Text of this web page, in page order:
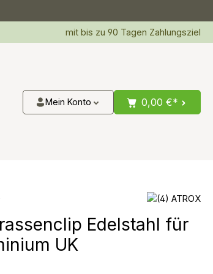
mit bis zu 90 Tagen Zahlungsziel
Mein Konto 0,00 €*
Edelstahl für
UK